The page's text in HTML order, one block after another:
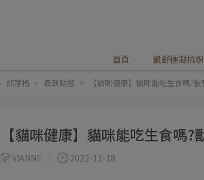
首頁 凱舒極凝抗
部落格 最新動態 【貓咪健康】貓咪能吃生食嗎?
【貓咪健康】貓咪能吃生食嗎
VIANNE 2022-11-18